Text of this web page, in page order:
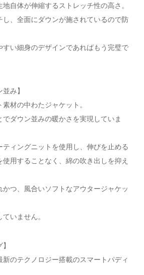
自体が伸縮するストレッチ性の高さ。
し、全面にダウンが施されているので防
すい細身のデザインであればもう完璧で
み】
材の中わたジャケット。
ダウン並みの暖かさを実現していま
ィングニットを使用し、伸びを止める
用することなく、綿の吹き出しを抑え
つ、風合いソフトなアウタージャケッ
いません。
のテクノロジー搭載のスマートパディ